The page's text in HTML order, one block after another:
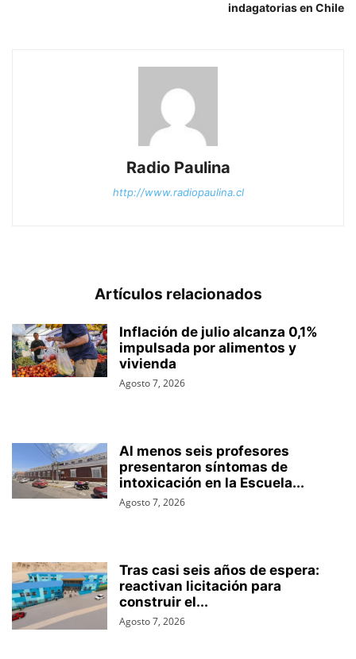
indagatorias en Chile
Radio Paulina
http://www.radiopaulina.cl
Artículos relacionados
Inflación de julio alcanza 0,1%
impulsada por alimentos y
vivienda
Agosto 7, 2026
Al menos seis profesores
presentaron síntomas de
intoxicación en la Escuela...
Agosto 7, 2026
Tras casi seis años de espera:
reactivan licitación para
construir el...
Agosto 7, 2026